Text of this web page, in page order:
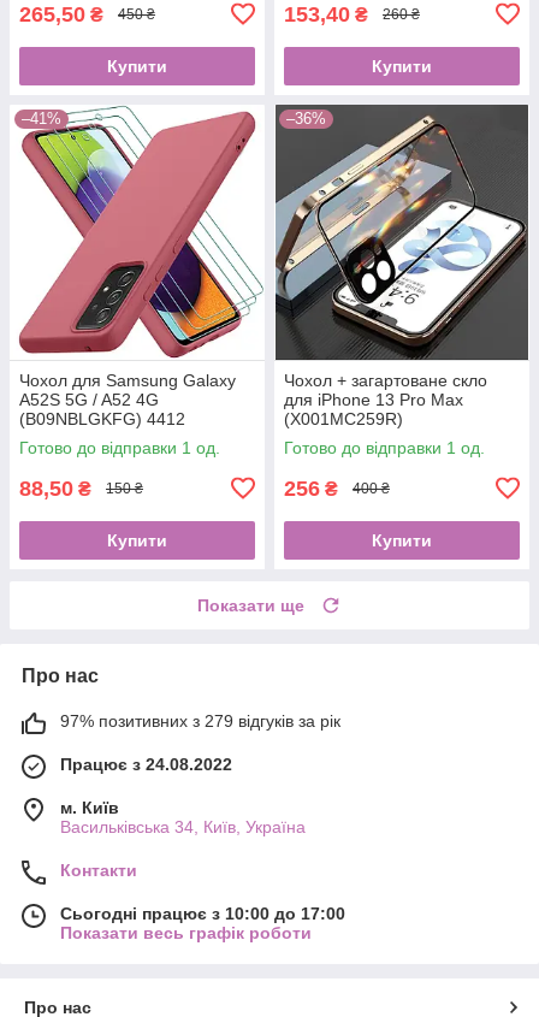
265,50 ₴ 450 ₴
Купити
153,40 ₴ 260 ₴
Купити
–41%
Чохол для Samsung Galaxy
A52S 5G / A52 4G
(B09NBLGKFG) 4412
Готово до відправки 1 од.
88,50 ₴ 150 ₴
Купити
–36%
Чохол + загартоване скло
для iPhone 13 Pro Max
(X001MC259R)
Готово до відправки 1 од.
256 ₴ 400 ₴
Купити
Показати ще
Про нас
97% позитивних з 279 відгуків за рік
Працює з 24.08.2022
м. Київ
Васильківська 34, Київ, Україна
Контакти
Сьогодні працює з 10:00 до 17:00
Показати весь графік роботи
Про нас